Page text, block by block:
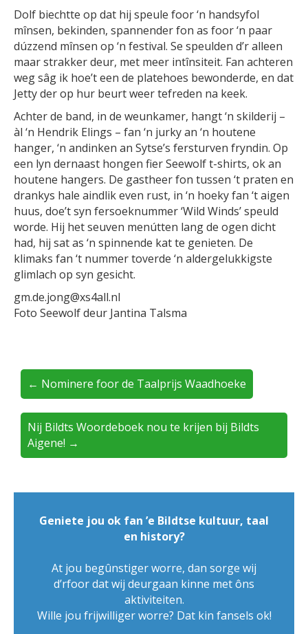
Dolf biechtte op dat hij speule foor ‘n handsyfol
mînsen, bekinden, spannender fon as foor ‘n paar
dúzzend mînsen op ‘n festival. Se speulden d’r alleen
maar strakker deur, met meer intînsiteit. Fan achteren
weg sâg ik hoe’t een de platehoes bewonderde, en dat
Jetty der op hur beurt weer tefreden na keek.
Achter de band, in de weunkamer, hangt ‘n skilderij –
àl ‘n Hendrik Elings – fan ‘n jurky an ‘n houtene
hanger, ‘n andinken an Sytse’s fersturven fryndin. Op
een lyn dernaast hongen fier Seewolf t-shirts, ok an
houtene hangers. De gastheer fon tussen ‘t praten en
drankys hale aindlik even rust, in ‘n hoeky fan ‘t aigen
huus, doe’t syn fersoeknummer ‘Wild Winds’ speuld
worde. Hij het seuven menútten lang de ogen dicht
had, hij sat as ‘n spinnende kat te genieten. De
klimaks fan ‘t nummer toverde ‘n aldergelukkigste
glimlach op syn gesicht.
gm.de.jong@xs4all.nl
Foto Seewolf deur Jantina Talsma
← Nominere foor de Taalprijs Waadhoeke
Nij Bildts Woordeboek nou te krijen bij Bildts
Aigene! →
Geniete jou ok fan ’e Bildtse kultuur, taal
en history?
At jou begûnstiger worre, dan sorge wij
d’rfoor dat wij deurgaan kinne met ôns
aktiviteiten.
Wille jou frijwilliger worre? Dat kin fansels ok!